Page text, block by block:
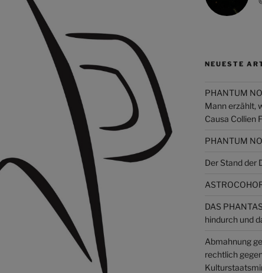
NEUESTE
PHANTUM
Mann erzählt,
Causa Collien
PHANTUM
Der Stand der
DAS
hindurch und
Abmahnung
rechtlich